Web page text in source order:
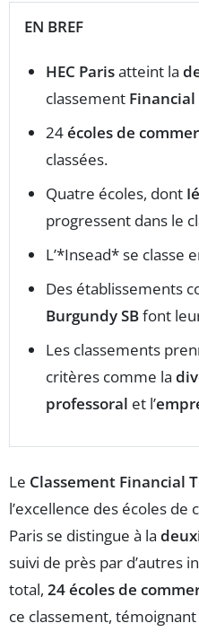
EN BREF
HEC Parisatteint la
classement Financial
24écoles de
classées.
Quatre écoles, dont
progressent dans le
L’*Insead* se classe
Des établissements
Burgundy SBfont
Les classements
critères comme la
professoral et l’
Le Classement Financial
l’excellence des écoles de
Paris se distingue à la
suivi de près par d’autres
total, 24 écoles de
ce classement,